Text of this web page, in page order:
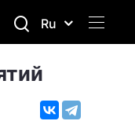
Ru